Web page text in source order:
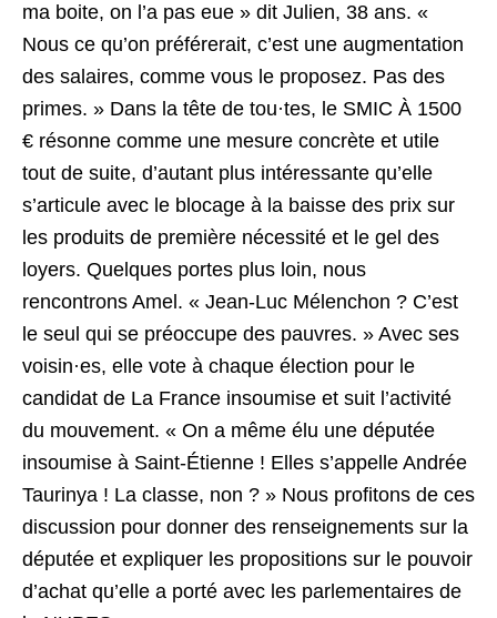
ma boite, on l’a pas eue » dit Julien, 38 ans. «
Nous ce qu’on préférerait, c’est une augmentation
des salaires, comme vous le proposez. Pas des
primes. » Dans la tête de tou·tes, le SMIC À 1500
€ résonne comme une mesure concrète et utile
tout de suite, d’autant plus intéressante qu’elle
s’articule avec le blocage à la baisse des prix sur
les produits de première nécessité et le gel des
loyers. Quelques portes plus loin, nous
rencontrons Amel. « Jean-Luc Mélenchon ? C’est
le seul qui se préoccupe des pauvres. » Avec ses
voisin·es, elle vote à chaque élection pour le
candidat de La France insoumise et suit l’activité
du mouvement. « On a même élu une députée
insoumise à Saint-Étienne ! Elles s’appelle Andrée
Taurinya ! La classe, non ? » Nous profitons de ces
discussion pour donner des renseignements sur la
députée et expliquer les propositions sur le pouvoir
d’achat qu’elle a porté avec les parlementaires de